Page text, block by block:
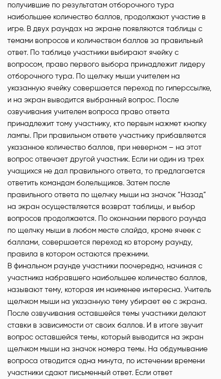
получившие по результатам отборочного тура
наибольшее количество баллов, продолжают участие в
игре. В двух раундах на экране появляются таблицы с
темами вопросов и количеством баллов за правильный
ответ. По таблице участники выбирают ячейку с
вопросом, право первого выбора принадлежит лидеру
отборочного тура. По щелчку мыши учителем на
указанную ячейку совершается переход по гиперссылке,
и на экран выводится выбранный вопрос. После
озвучивания учителем вопроса право ответа
принадлежит тому участнику, кто первым нажмет кнопку
лампы. При правильном ответе участнику прибавляется
указанное количество баллов, при неверном – на этот
вопрос отвечает другой участник. Если ни один из трех
учащихся не дал правильного ответа, то предлагается
ответить командам болельщиков. Затем после
правильного ответа по щелчку мыши на значок “Назад”
на экран осуществляется возврат таблицы, и выбор
вопросов продолжается. По окончании первого раунда
по щелчку мыши в любом месте слайда, кроме ячеек с
баллами, совершается переход ко второму раунду,
правила в котором остаются прежними.
В финальном раунде участники поочередно, начиная с
участника набравшего наибольшее количество баллов,
называют тему, которая им наименее интересна. Учитель
щелчком мыши на указанную тему убирает ее с экрана.
После озвучивания оставшейся темы участники делают
ставки в зависимости от своих баллов. И в итоге звучит
вопрос оставшейся темы, который выводится на экран
щелчком мыши на значок номера темы. На обдумывание
вопроса отводится одна минута, по истечении времени
участники сдают письменный ответ. Если ответ